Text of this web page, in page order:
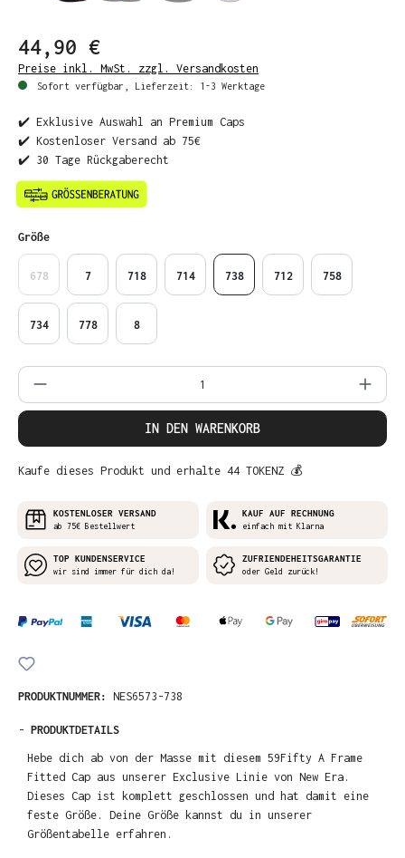
44,90 €
Preise inkl. MwSt. zzgl. Versandkosten
Sofort verfügbar, Lieferzeit: 1-3 Werktage
✔️ Exklusive Auswahl an Premium Caps
✔️ Kostenloser Versand ab 75€
✔️ 30 Tage Rückgaberecht
Größeauswählen
678 7 718 714 738 712 758
734 778 8
Produkt Anzahl: Gib den gewünschten
IN DEN WARENKORB
Kaufe dieses Produkt und erhalte 44 TOKENZ 💰
KOSTENLOSER VERSAND
ab 75€ Bestellwert
KAUF AUF RECHNUNG
einfach mit Klarna
TOP KUNDENSERVICE
wir sind immer für dich da!
ZUFRIENDEHEITSGARANTIE
oder Geld zurück!
PRODUKTNUMMER: NES6573-738
- PRODUKTDETAILS
Hebe dich ab von der Masse mit diesem 59Fifty A Frame
Fitted Cap aus unserer Exclusive Linie von New Era.
Dieses Cap ist komplett geschlossen und hat damit eine
feste Größe. Deine Größe kannst du in unserer
Größentabelle erfahren.